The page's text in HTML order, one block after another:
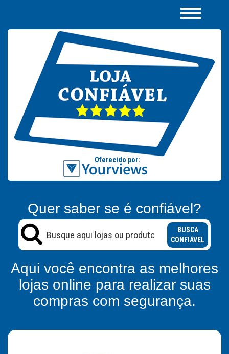
Quer saber se é confiável?
BUSCA
CONFIÁVEL
Aqui você encontra as melhores
lojas online para realizar suas
compras com segurança.